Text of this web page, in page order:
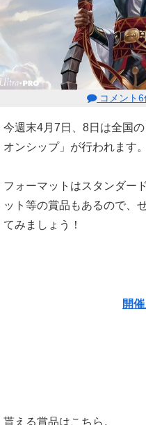
コメント6
今週末4月7日、8日は全国
オンシップ」が行われます。
フォーマットはスタンダー
ット等の賞品もあるので、
てみましょう！
開
貰える賞品はこちら。